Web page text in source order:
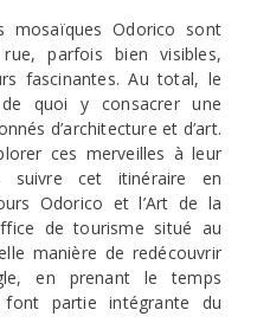
mosaïques Odorico sont
parfois bien visibles,
fascinantes. Au total, le
quoi y consacrer une
d’architecture et d’art.
ces merveilles à leur
cet itinéraire en
Odorico et l’Art de la
de tourisme situé au
manière de redécouvrir
en prenant le temps
font partie intégrante du